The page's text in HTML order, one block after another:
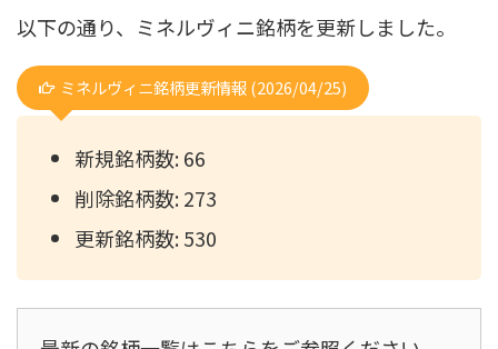
以下の通り、ミネルヴィニ銘柄を更新しました。
ミネルヴィニ銘柄更新情報 (2026/04/25)
新規銘柄数: 66
削除銘柄数: 273
更新銘柄数: 530